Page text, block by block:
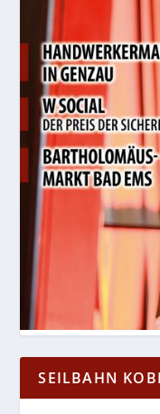
SEILBAHN